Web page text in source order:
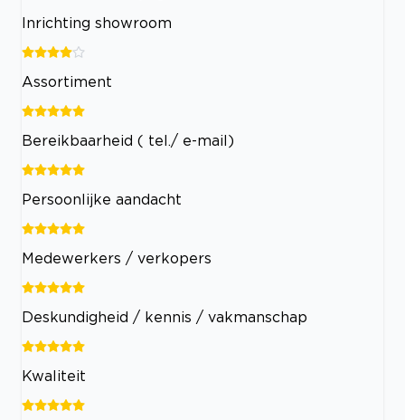
Inrichting showroom
Assortiment
Bereikbaarheid ( tel./ e-mail)
Persoonlijke aandacht
Medewerkers / verkopers
Deskundigheid / kennis / vakmanschap
Kwaliteit